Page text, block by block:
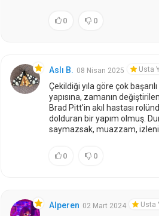
0 0
Aslı B. 08 Nisan 2025 Usta
Çekildiği yıla göre çok
yapısına, zamanın
Brad Pitt'in akıl hastası
dolduran bir yapım olmuş.
saymazsak, muazzam,
0 0
Alperen 02 Mart 2024 Usta